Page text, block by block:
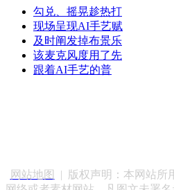
勾兑、摇晃趁热打
现场呈现AI手艺赋
及时阐发掉布景乐
该麦克风度用了先
跟着AI手艺的普
网站地图
| 版权声明：本网站所